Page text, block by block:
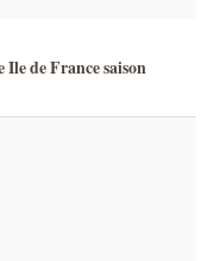
de France saison